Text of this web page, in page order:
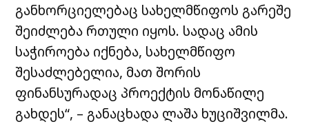
განხორციელებაც სახელმწიფოს გარეშე
შეიძლება რთული იყოს. სადაც ამის
საჭიროება იქნება, სახელმწიფო
შესაძლებელია, მათ შორის
ფინანსურადაც პროექტის მონაწილე
გახდეს“, – განაცხადა ლაშა ხუციშვილმა.